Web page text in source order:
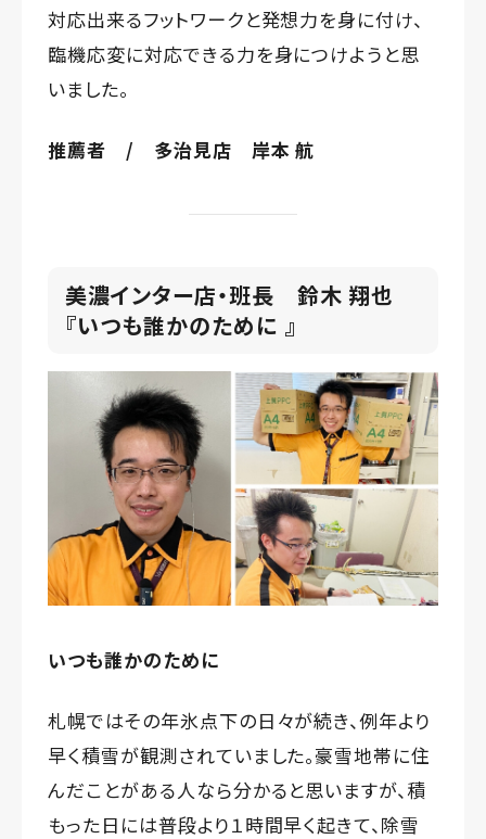
対応出来るフットワークと発想力を身に付け、
臨機応変に対応できる力を身につけようと思
いました。
推薦者 / 多治見店 岸本 航
美濃インター店・班長 鈴木 翔也
『いつも誰かのために 』
いつも誰かのために
札幌ではその年氷点下の日々が続き、例年より
早く積雪が観測されていました。豪雪地帯に住
んだことがある人なら分かると思いますが、積
もった日には普段より１時間早く起きて、除雪